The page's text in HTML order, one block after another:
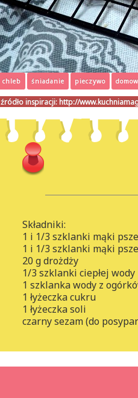
chleb śniadanie pieczywo
źródło inspiracji: http://
Składniki:
1 i 1/3 szklanki mąki
1 i 1/3 szklanki mąki
20 g drożdży
1/3 szklanki ciepłej wody
1 szklanka wody z
1 łyżeczka cukru
1 łyżeczka soli
czarny sezam (do